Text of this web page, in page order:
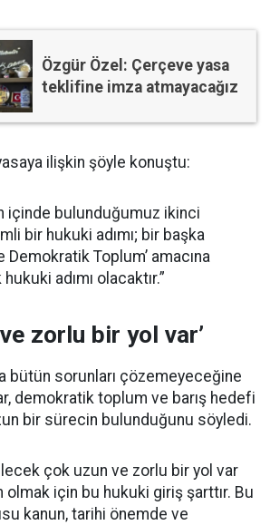
Özgür Özel: Çerçeve yasa
teklifine imza atmayacağız
ilişkin şöyle konuştu:
içinde bulunduğumuz ikinci
bir hukuki adımı; bir başka
Demokratik Toplum’ amacına
adımı olacaktır.”
zorlu bir yol var’
bütün sorunları çözemeyeceğine
demokratik toplum ve barış hedefi
bir sürecin bulunduğunu söyledi.
çok uzun ve zorlu bir yol var
olmak için bu hukuki giriş şarttır. Bu
kanun, tarihi önemde ve